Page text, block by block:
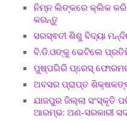
ନିମ୍ନ ଲିଙ୍କରେ କ୍ଲିକ
କରନ୍ତୁ
ସରସ୍ଵତୀ ଶିଶୁ ବିଦ୍ୟା
ବି.ଡି.ଓଙ୍କୁ ଭେଟିଲେ
ପୁଷ୍ପଗିରି ପ୍ରେସ୍ ଫୋରମର
ଅବସର ପ୍ରାପ୍ତ
ଯାଜପୁର ଜିଲ୍ଲା ସଂସ୍କୃତି
ଆରମ୍ଭ: ଅଣ-ସରକାରୀ